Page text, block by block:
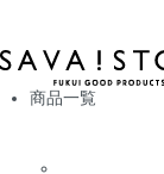
商品一覧